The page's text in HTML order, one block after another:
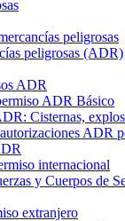
peligrosas
peligrosas (ADR)
ADR
ADR Básico
Cisternas,
ADR
internacional
y Cuerpos de
extranjero